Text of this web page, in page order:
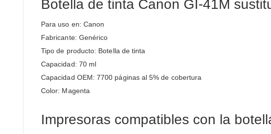
galería
imágenes
Botella de tinta Canon GI-41M
Para uso en: Canon
Fabricante: Genérico
Tipo de producto: Botella de tinta
Capacidad: 70 ml
Capacidad OEM: 7700 páginas al 5% de cobertura
Color: Magenta
Impresoras compatibles con la